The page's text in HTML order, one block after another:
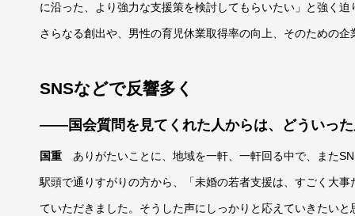
に沿った、より強力な支援策を検討してもらいたい」と強く
さらなる創出や、男性の育児休業取得率の向上、そのための
SNSなどで反響多く
――国会質問を見てくれた人からは、どういっ
国重 ありがたいことに、地域を一軒、一軒回る中で、また
駅頭で通りすがりの方から、「未婚の若者支援は、すごく大
ていただきました。そうした声にしっかりと応えていきたいと